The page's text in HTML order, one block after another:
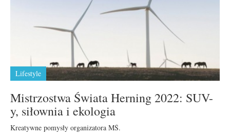
Lifestyle
Mistrzostwa Świata Herning 2022: SUV-
y, siłownia i ekologia
Kreatywne pomysły organizatora MŚ.